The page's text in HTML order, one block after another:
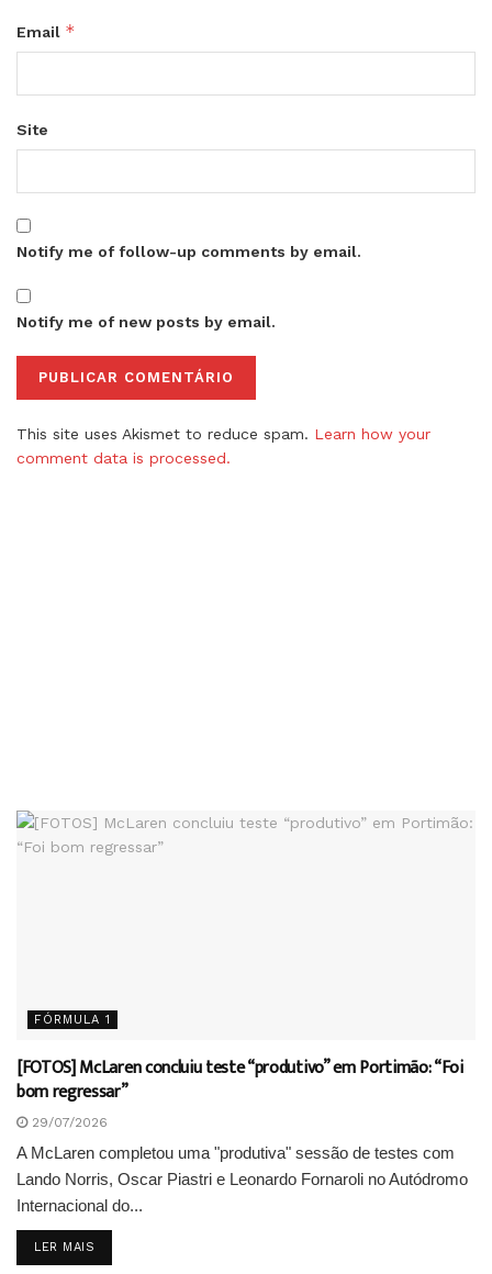
Email *
Site
Notify me of follow-up comments by email.
Notify me of new posts by email.
This site uses Akismet to reduce spam. Learn how your
comment data is processed.
FÓRMULA 1
[FOTOS] McLaren concluiu teste “produtivo” em Portimão: “Foi
bom regressar”
29/07/2026
A McLaren completou uma "produtiva" sessão de testes com
Lando Norris, Oscar Piastri e Leonardo Fornaroli no Autódromo
Internacional do...
LER MAIS